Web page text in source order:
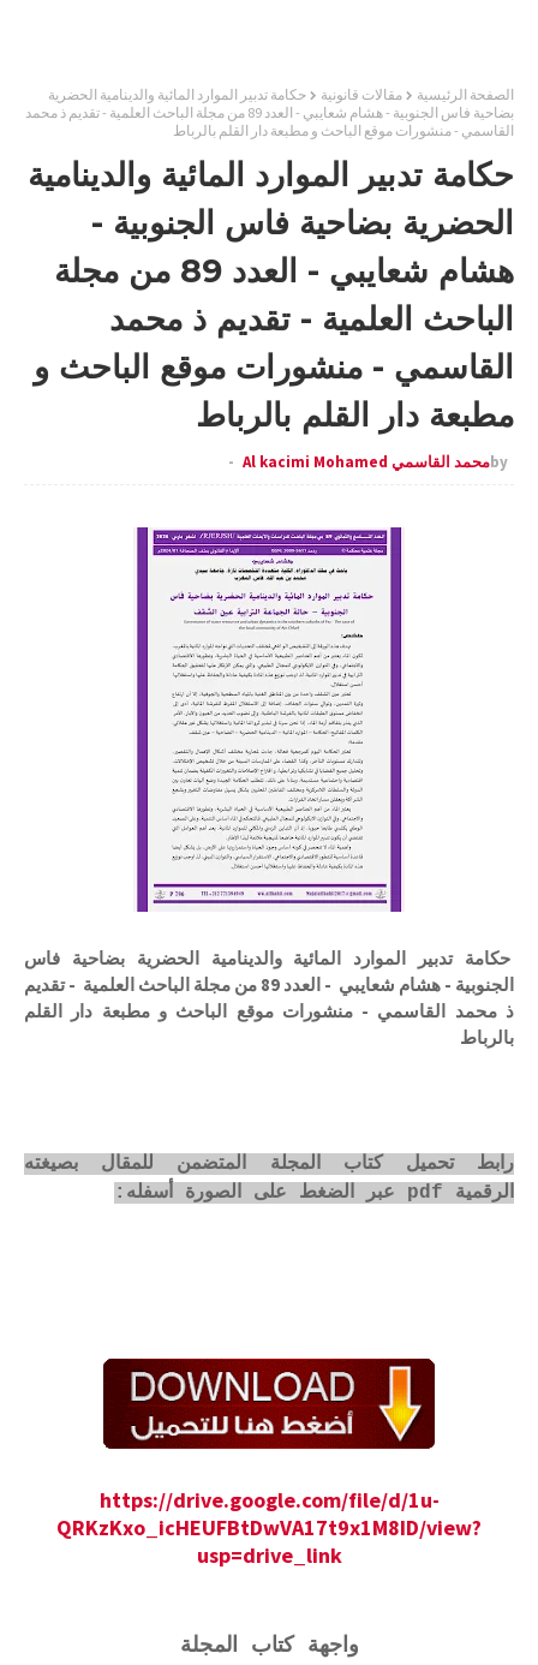
الصفحة الرئيسية مقالات قانونية
حكامة تدبير الموارد المائية والدينامية الحضرية
بضاحية فاس الجنوبية - هشام شعايبي - العدد 89 من مجلة الباحث العلمية - تقديم ذ محمد
القاسمي - منشورات موقع الباحث و مطبعة دار القلم بالرباط
حكامة تدبير الموارد المائية والدينامية
الحضرية بضاحية فاس الجنوبية -
هشام شعايبي - العدد 89 من مجلة
الباحث العلمية - تقديم ذ محمد
القاسمي - منشورات موقع الباحث و
مطبعة دار القلم بالرباط
byمحمد القاسمي Al kacimi Mohamed
حكامة تدبير الموارد المائية والدينامية الحضرية بضاحية فاس
الجنوبية - هشام شعايبي - العدد 89 من مجلة الباحث العلمية - تقديم
ذ محمد القاسمي - منشورات موقع الباحث و مطبعة دار القلم
بالرباط
رابط تحميل كتاب المجلة المتضمن للمقال بصيغته
الرقمية pdf عبر الضغط على الصورة أسفله:
https://drive.google.com/file/d/1u-
QRKzKxo_icHEUFBtDwVA17t9x1M8ID/view?
usp=drive_link
واجهة كتاب المجلة